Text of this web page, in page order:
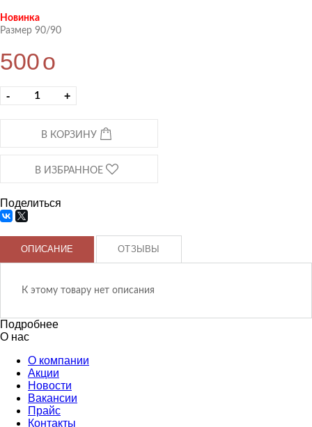
Новинка
Размер 90/90
500o
- +
В КОРЗИНУ
В ИЗБРАННОЕ
Поделиться
ОПИСАНИЕ ОТЗЫВЫ
К этому товару нет описания
Подробнее
О нас
О компании
Акции
Новости
Вакансии
Прайс
Контакты